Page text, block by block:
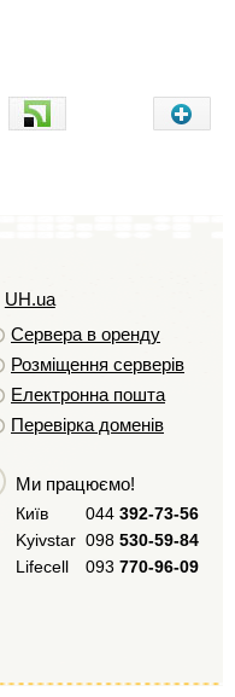
UH.ua
Сервера в оренду
Розміщення серверів
Електронна пошта
Перевірка доменів
Ми працюємо!
Київ 044 392-73-56
Kyivstar 098 530-59-84
Lifecell
093 770-96-09